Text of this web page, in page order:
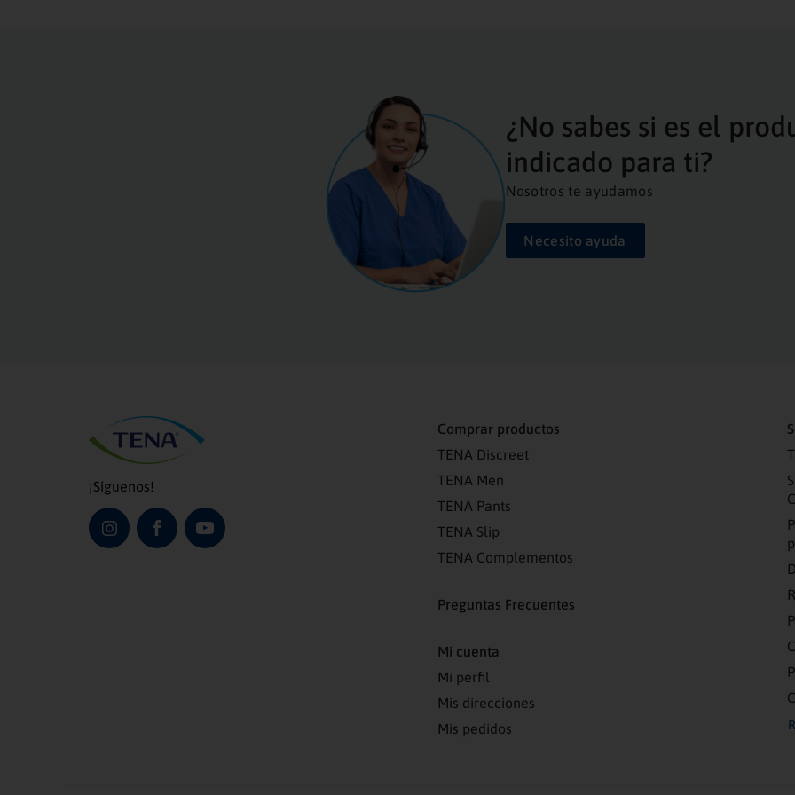
¿No sabes si es el
indicado para ti?
Nosotros te ayudamos
Necesito ayuda
¡Síguenos!
Comprar productos
TENA Discreet
TENA Men
TENA Pants
TENA Slip
TENA Complementos
Preguntas Frecuentes
Mi cuenta
Mi perfil
Mis direcciones
Mis pedidos